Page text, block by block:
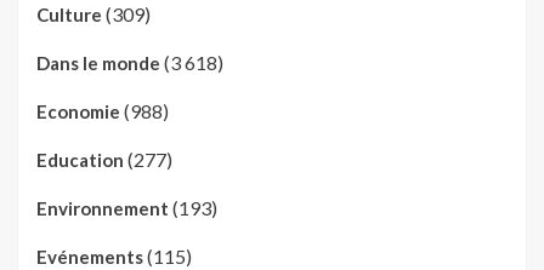
Culture (309)
Dans le monde (3 618)
Economie (988)
Education (277)
Environnement (193)
Evénements(115)